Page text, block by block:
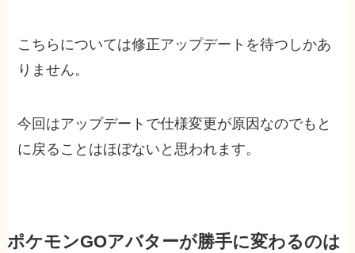
こちらについては修正アップデートを待つしかあ
りません。
今回はアップデートで仕様変更が原因なのでもと
に戻ることはほぼないと思われます。
ポケモンGOアバターが勝手に変わるのは